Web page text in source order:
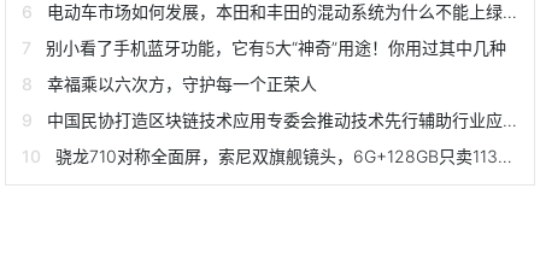
电动车市场如何发展，本田和丰田的混动系统为什么不能上绿牌？
别小看了手机蓝牙功能，它有5大“神奇”用途！你用过其中几种
幸福乘以六次方，守护每一个正荣人
中国民协打造区块链技术应用专委会推动技术先行辅助行业应用落地
骁龙710对称全面屏，索尼双旗舰镜头，6G+128GB只卖1138元